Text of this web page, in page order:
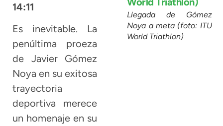
14:11
Es inevitable. La
penúltima proeza
de Javier Gómez
Noya en su exitosa
trayectoria
deportiva merece
un homenaje en su
Llegada de Gómez
Noya a meta (foto: ITU
World Triathlon)